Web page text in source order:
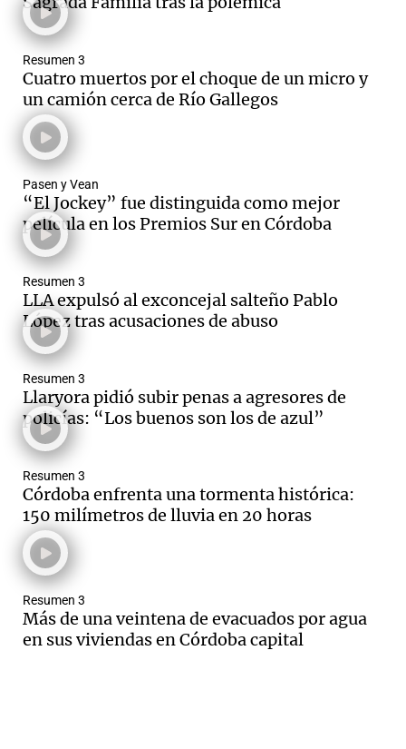
Resumen 3
Cuatro muertos por el choque de un micro y
un camión cerca de Río Gallegos
Pasen y Vean
“El Jockey” fue distinguida como mejor
película en los Premios Sur en Córdoba
Resumen 3
LLA expulsó al exconcejal salteño Pablo
López tras acusaciones de abuso
Resumen 3
Llaryora pidió subir penas a agresores de
policías: “Los buenos son los de azul”
Resumen 3
Córdoba enfrenta una tormenta histórica:
150 milímetros de lluvia en 20 horas
Resumen 3
Más de una veintena de evacuados por agua
en sus viviendas en Córdoba capital
Mundial 2026
Notas
Cadena 3